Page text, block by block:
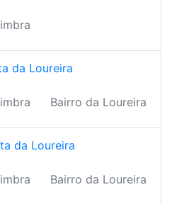
da Loureira
Bairro da Loureira
da Loureira
Bairro da Loureira